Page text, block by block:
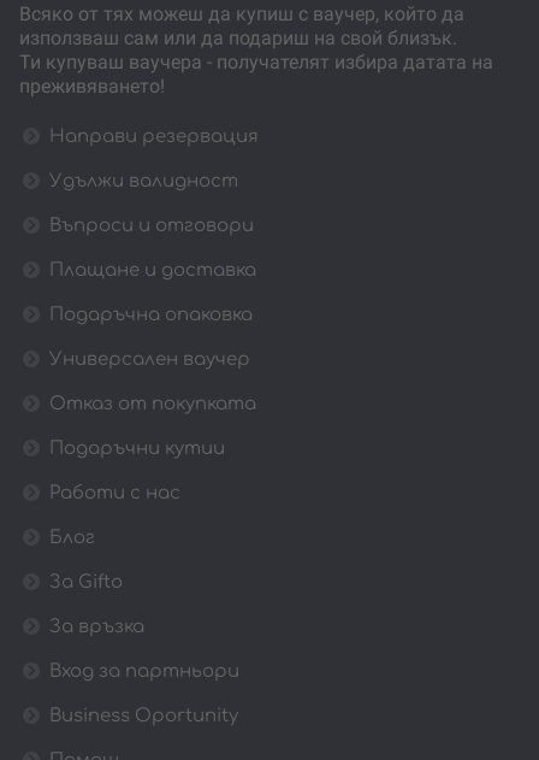
Всяко от тях можеш да купиш с ваучер, който да
използваш сам или да подариш на свой близък.
Ти купуваш ваучера - получателят избира датата на
преживяването!
Направи резервация
Удължи валидност
Въпроси и отговори
Плащане и доставка
Подаръчна опаковка
Универсален ваучер
Отказ от покупката
Подаръчни кутии
Работи с нас
Блог
За Gifto
За връзка
Вход за партньори
Business Oportunity